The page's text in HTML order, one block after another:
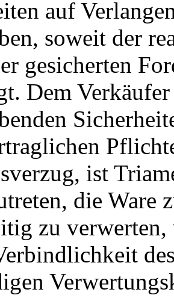
auf
soweit der
gesicherten
Dem
ist
die Ware
zu